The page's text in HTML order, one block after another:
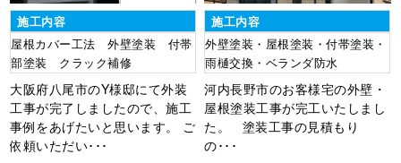
施工内容
屋根カバー工法 外壁塗装 付帯
部塗装 クラック補修
大阪府八尾市のY様邸にて外装
工事が完了しましたので、施工
事例をあげたいと思います。 ご
依頼いただい･･･
施工内容
外壁塗装・屋根塗装・付帯塗装・
雨樋交換・ベランダ防水
河内長野市のお客様宅の外壁・
屋根塗装工事が完工いたしまし
た。 塗装工事の見積もり
の･･･